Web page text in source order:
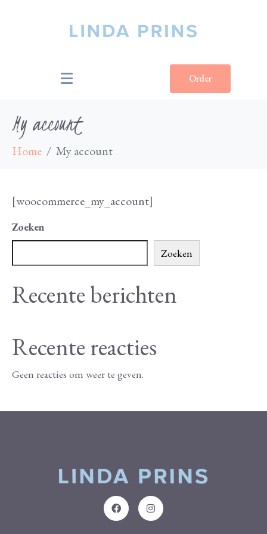
Order
My account
Home My account
[woocommerce_my_account]
Zoeken
Zoeken
Recente berichten
Recente reacties
Geen reacties om weer te geven.